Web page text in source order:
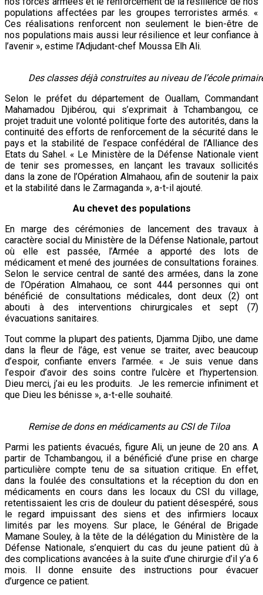
populations affectées par les groupes terroristes armés. «
Ces réalisations renforcent non seulement le bien-être de
nos populations mais aussi leur résilience et leur confiance à
l’avenir », estime l’Adjudant-chef Moussa Elh Ali.
Des classes déjà construites au niveau de l’école
Selon le préfet du département de Ouallam, Commandant
Mahamadou Djibérou, qui s’exprimait à Tchambangou, ce
projet traduit une volonté politique forte des autorités, dans la
continuité des efforts de renforcement de la sécurité dans le
pays et la stabilité de l’espace confédéral de l’Alliance des
Etats du Sahel. « Le Ministère de la Défense Nationale vient
de tenir ses promesses, en lançant les travaux sollicités
dans la zone de l’Opération Almahaou, afin de soutenir la paix
et la stabilité dans le Zarmaganda », a-t-il ajouté.
Au chevet des populations
En marge des cérémonies de lancement des travaux à
caractère social du Ministère de la Défense Nationale, partout
où elle est passée, l’Armée a apporté des lots de
médicament et mené des journées de consultations foraines.
Selon le service central de santé des armées, dans la zone
de l’Opération Almahaou, ce sont 444 personnes qui ont
bénéficié de consultations médicales, dont deux (2) ont
abouti à des interventions chirurgicales et sept (7)
évacuations sanitaires.
Tout comme la plupart des patients, Djamma Djibo, une dame
dans la fleur de l’âge, est venue se traiter, avec beaucoup
d’espoir, confiante envers l’armée. « Je suis venue dans
l’espoir d’avoir des soins contre l’ulcère et l’hypertension.
Dieu merci, j’ai eu les produits. Je les remercie infiniment et
que Dieu les bénisse », a-t-elle souhaité.
Remise de dons en médicaments au CSI de Tiloa
Parmi les patients évacués, figure Ali, un jeune de 20 ans. A
partir de Tchambangou, il a bénéficié d’une prise en charge
particulière compte tenu de sa situation critique. En effet,
dans la foulée des consultations et la réception du don en
médicaments en cours dans les locaux du CSI du village,
retentissaient les cris de douleur du patient désespéré, sous
le regard impuissant des siens et des infirmiers locaux
limités par les moyens. Sur place, le Général de Brigade
Mamane Souley, à la tête de la délégation du Ministère de la
Défense Nationale, s’enquiert du cas du jeune patient dû à
des complications avancées à la suite d’une chirurgie d’il y’a 6
mois. Il donne ensuite des instructions pour évacuer
d’urgence ce patient.